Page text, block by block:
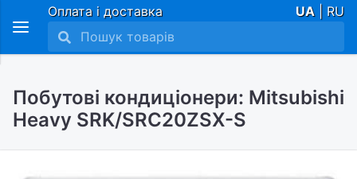
Оплата і доставка UA | RU
Побутові кондиціонери: Mitsubishi
Heavy SRK/SRC20ZSX-S